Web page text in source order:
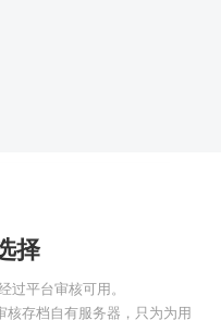
择
平台审核可用。
存档自有服务器，只为为用